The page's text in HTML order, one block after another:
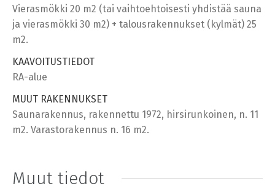
Vierasmökki 20 m2 (tai vaihtoehtoisesti yhdistää sauna
ja vierasmökki 30 m2) + talousrakennukset (kylmät) 25
m2.
KAAVOITUSTIEDOT
RA-alue
MUUT RAKENNUKSET
Saunarakennus, rakennettu 1972, hirsirunkoinen, n. 11
m2. Varastorakennus n. 16 m2.
Muut tiedot